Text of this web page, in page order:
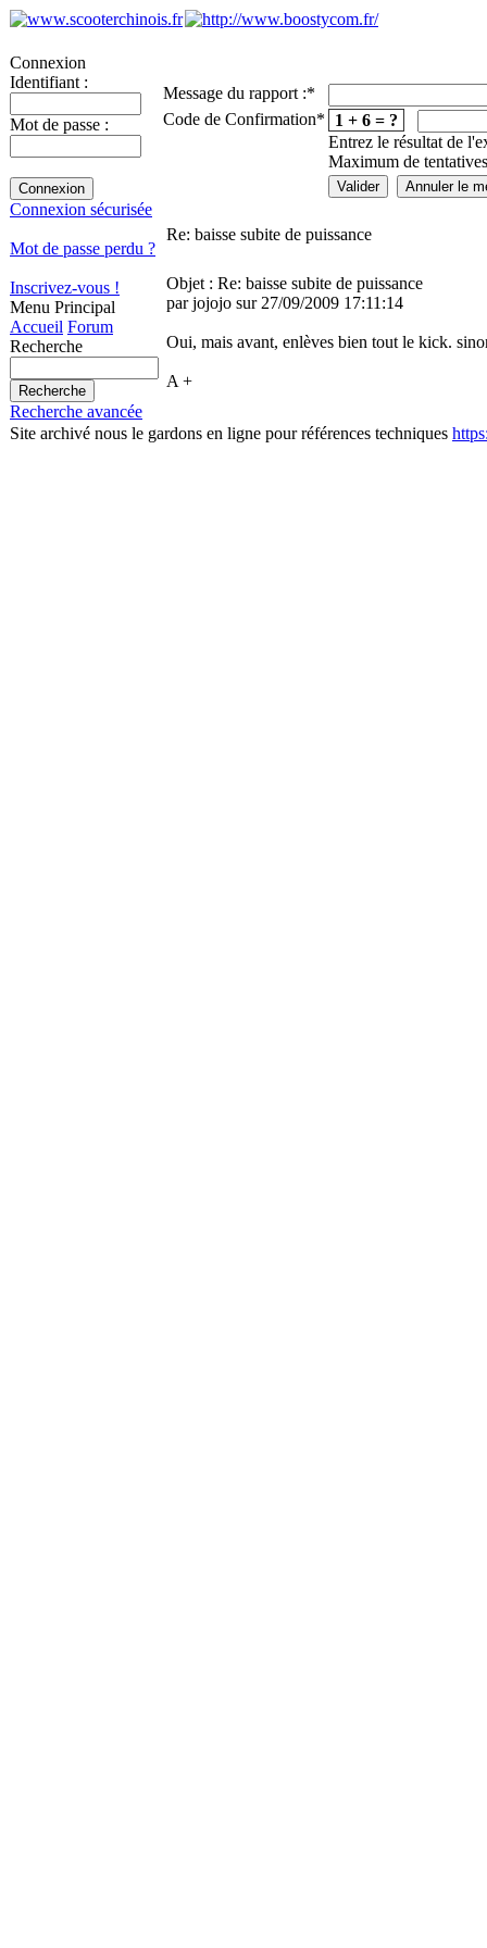
Connexion
Identifiant :
Mot de passe :
Connexion sécurisée
Mot de passe perdu ?
Inscrivez-vous !
Menu Principal
Accueil Forum
Recherche
Recherche avancée
Message du rapport :*
Code de Confirmation*
1 + 6 = ?
Entrez le résultat de
Maximum de
Re: baisse subite de puissance
Objet : Re: baisse subite de puissance
par jojojo sur 27/09/2009 17:11:14
Oui, mais avant, enlèves bien tout le kick.
A +
Site archivé nous le gardons en ligne pour références techniques